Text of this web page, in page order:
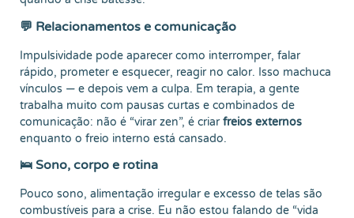
💬 Relacionamentos e comunicação
Impulsividade pode aparecer como interromper, falar
rápido, prometer e esquecer, reagir no calor. Isso machuca
vínculos — e depois vem a culpa. Em terapia, a gente
trabalha muito com pausas curtas e combinados de
comunicação: não é “virar zen”, é criarfreios externos
enquanto o freio interno está cansado.
🛌 Sono, corpo e rotina
Pouco sono, alimentação irregular e excesso de telas são
combustíveis para a crise. Eu não estou falando de “vida